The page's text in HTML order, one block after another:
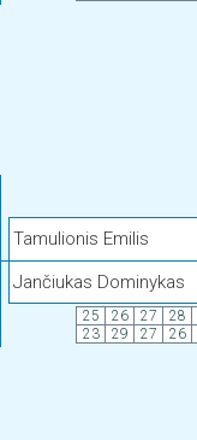
Tamulionis Emilis
Jančiukas Dominykas
25 26 27 28
23
29 27 26